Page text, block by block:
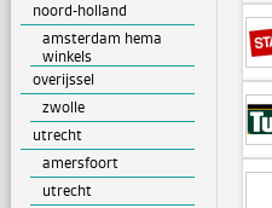
noord-holland
amsterdam hema
winkels
overijssel
zwolle
utrecht
amersfoort
utrecht